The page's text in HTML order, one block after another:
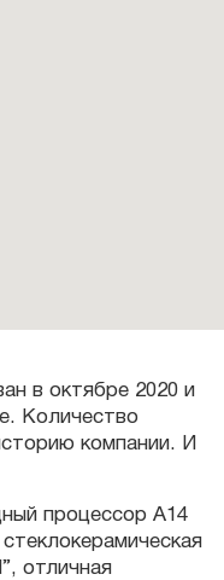
в октябре 2020 и
Количество
компании. И
процессор A14
отличная